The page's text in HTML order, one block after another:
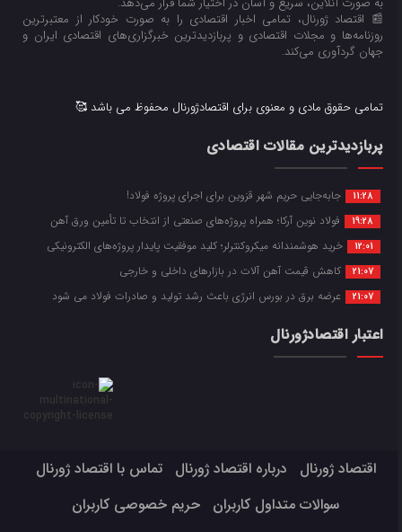
📰 اقتصاد ژورنال، تمامی اخبار اقتصادی را به صورت خودکار از معتبرترین
روزنامه‌ها و مجلات اقتصادی و پربازدیدترین خبرگزاری‌های اقتصادی ایران و
جهان گردآوری می‌کند.
تمامی حقوق مادی و معنوی برای اقتصادژورنال محفوظ می باشد 🥰
پربازدیدترین مقالات اقتصادی
11:28 جابه‌جایی حریم شهر قزوین برای اجرای پروژه فولاد!
19:28 فولاد نوین آرکا؛ همراه پروژه‌های صنعتی از انتخاب تا تأمین ورق آهن
12:01 خرید هوشمندانه میکروکنترلر؛ کلید موفقیت پایدار پروژه‌های الکترونیکی
21:07 کاهش قیمت آهن آلات در بازارهای داخلی و خارجی
21:07 عرضه برق در بورس انرژی باعث رشد تولید و صادرات فولاد می شود
اعتبار اقتصادژورنال
اقتصاد ژورنال درباره اقتصاد ژورنال
تماس با اقتصاد ژورنال
سوالات متداول کاربران
حریم خصوصی کاربران